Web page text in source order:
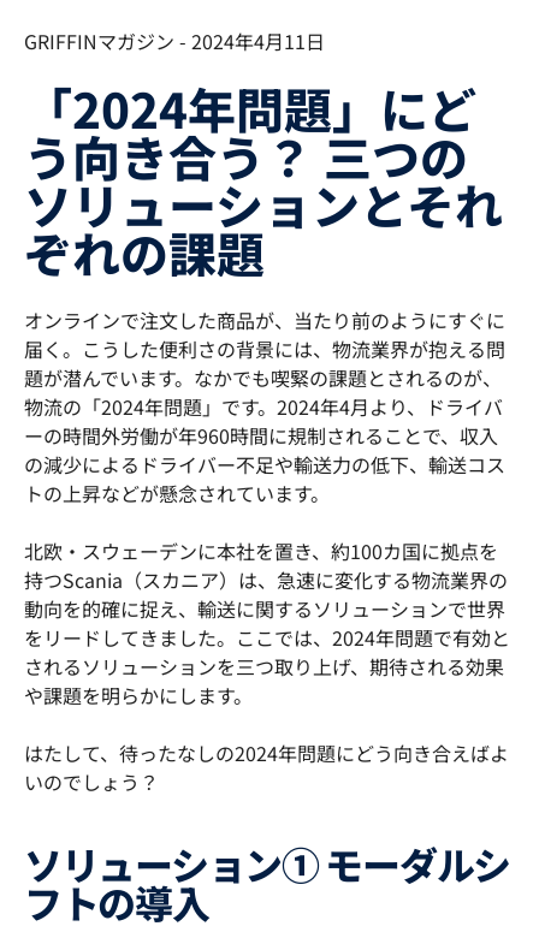
GRIFFINマガジン - 2024年4月11日
「2024年問題」にど
う向き合う？ 三つの
ソリューションとそれ
ぞれの課題
オンラインで注文した商品が、当たり前のようにすぐに
届く。こうした便利さの背景には、物流業界が抱える問
題が潜んでいます。なかでも喫緊の課題とされるのが、
物流の「2024年問題」です。2024年4月より、ドライバ
ーの時間外労働が年960時間に規制されることで、収入
の減少によるドライバー不足や輸送力の低下、輸送コス
トの上昇などが懸念されています。
北欧・スウェーデンに本社を置き、約100カ国に拠点を
持つScania（スカニア）は、急速に変化する物流業界の
動向を的確に捉え、輸送に関するソリューションで世界
をリードしてきました。ここでは、2024年問題で有効と
されるソリューションを三つ取り上げ、期待される効果
や課題を明らかにします。
はたして、待ったなしの2024年問題にどう向き合えばよ
いのでしょう？
ソリューション① モーダルシ
フトの導入